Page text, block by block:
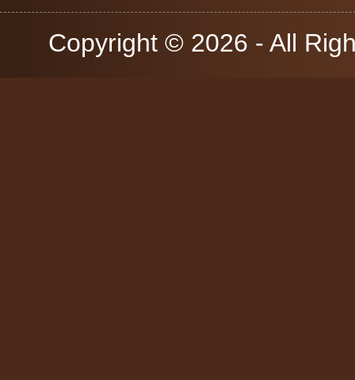
Copyright © 2026 - All